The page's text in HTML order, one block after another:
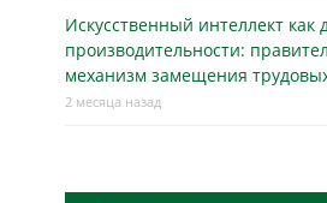
Искусственный интеллект как
производительности:
механизм замещения
2 месяца назад